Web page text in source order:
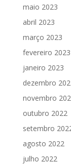
maio 2023
abril 2023
março 2023
fevereiro 2023
janeiro 2023
dezembro
novembro
outubro 2022
setembro
agosto 2022
julho 2022